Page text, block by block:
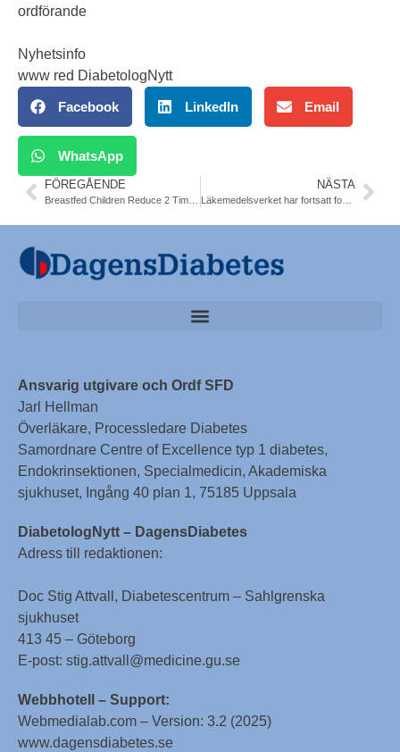
ordförande
Nyhetsinfo
www red DiabetologNytt
Facebook LinkedIn Email
WhatsApp
FÖREGÅENDE NÄSTA
Läkemedelsverket har fortsatt fokus 2017 på diabetesprodukter
Ansvarig utgivare och Ordf SFD
Jarl Hellman
Överläkare, Processledare Diabetes
Samordnare Centre of Excellence typ 1 diabetes,
Endokrinsektionen, Specialmedicin, Akademiska
sjukhuset, Ingång 40 plan 1, 75185 Uppsala
DiabetologNytt – DagensDiabetes
Adress till redaktionen:
Doc Stig Attvall, Diabetescentrum – Sahlgrenska
sjukhuset
413 45 – Göteborg
E-post: stig.attvall@medicine.gu.se
Webbhotell – Support:
Webmedialab.com – Version: 3.2 (2025)
www.dagensdiabetes.se